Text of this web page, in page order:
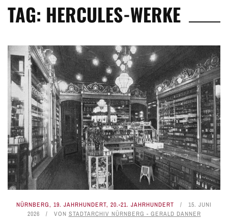
TAG: HERCULES-WERKE
NÜRNBERG, 19. JAHRHUNDERT, 20.-21. JAHRHUNDERT
15. JUNI
2026
VON STADTARCHIV NÜRNBERG - GERALD DANNER